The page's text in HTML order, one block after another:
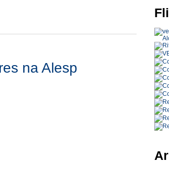
na Alesp